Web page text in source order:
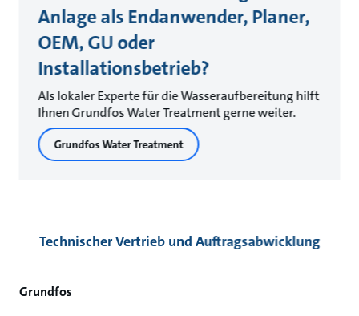
Anlage als Endanwender, Planer,
OEM, GU oder
Installationsbetrieb?
Als lokaler Experte für die Wasseraufbereitung hilft
Ihnen Grundfos Water Treatment gerne weiter.
Grundfos Water Treatment
Technischer Vertrieb und Auftragsabwicklung
Grundfos